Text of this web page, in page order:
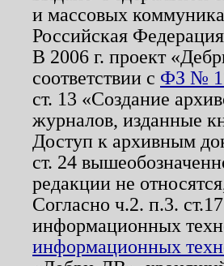
и массовых
Российская
В 2006 г. проект
соответствии с ФЗ №
ст. 13 «Создание
журналов, изданные
Доступ к архивным
ст. 24
редакции не
Согласно ч.2. п.3.
информационных
информационных